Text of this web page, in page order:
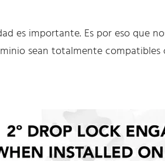
es importante. Es por eso que
sean totalmente